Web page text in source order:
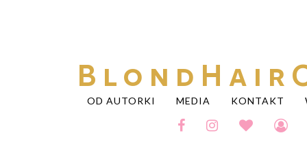
OD AUTORKI MEDIA KONTAKT